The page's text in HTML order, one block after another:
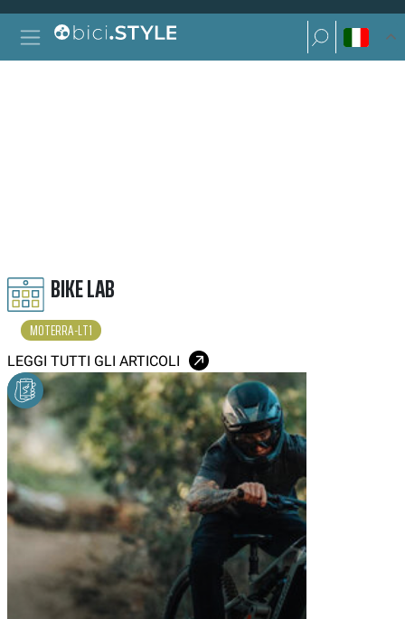
Vai al contenuto
Navigazione principale
Ricerca per:
Ricerca per:
BIKE LAB
MOTERRA-LT1
LEGGI TUTTI GLI ARTICOLI